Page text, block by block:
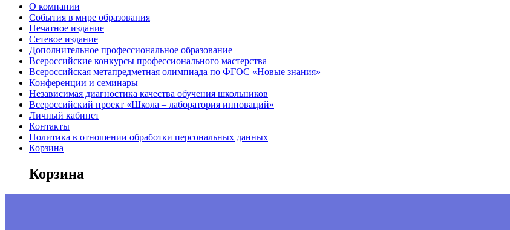
О компании
События в мире образования
Печатное издание
Сетевое издание
Дополнительное профессиональное образование
Всероссийские конкурсы профессионального мастерства
Всероссийская метапредметная олимпиада по ФГОС «Новые знания»
Конференции и семинары
Независимая диагностика качества обучения школьников
Всероссийский проект «Школа – лаборатория инноваций»
Личный кабинет
Контакты
Политика в отношении обработки персональных данных
Корзина
Корзина